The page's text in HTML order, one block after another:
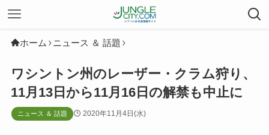
ホーム ニュース ＆ 話題
ワシントン州のレーザー・クラム狩り、
11月13日から11月16日の解禁も中止に
ニュース ＆ 話題 2020年11月4日(水)